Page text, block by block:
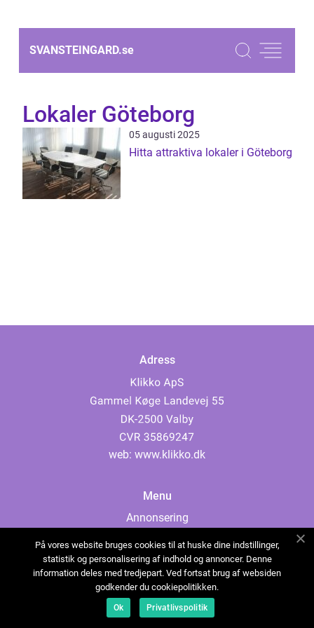
SVANSTEINGARD.se
Lokaler Göteborg
05 augusti 2025
Hitta attraktiva lokaler i Göteborg
Adress
web: www.klikko.dk
Menu
Annonsering
Cookies
Kontakta oss
Sitemap
På vores website bruges cookies til at huske dine indstillinger,
statistik og personalisering af indhold og annoncer. Denne
information deles med tredjepart. Ved fortsat brug af websiden
godkender du cookiepolitikken.
Ok Privatlivspolitik